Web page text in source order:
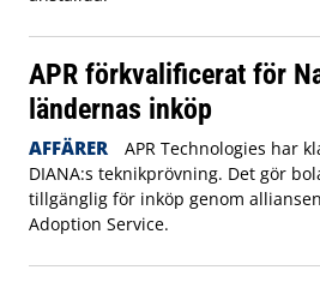
APR förkvalificerat för
ländernas inköp
AFFÄRER
APR Technologies har
DIANA:s teknikprövning. Det gör
tillgänglig för inköp genom
Adoption Service.